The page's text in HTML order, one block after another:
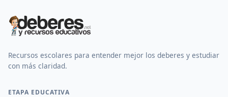
Recursos escolares para entender mejor los deberes y estudiar
con más claridad.
ETAPA EDUCATIVA